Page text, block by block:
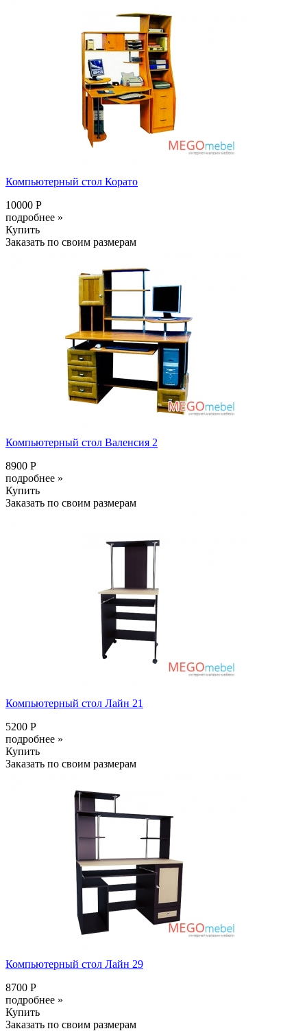
Компьютерный стол Корато
10000 Р
подробнее »
Купить
Заказать по своим размерам
Компьютерный стол Валенсия 2
8900 Р
подробнее »
Купить
Заказать по своим размерам
Компьютерный стол Лайн 21
5200 Р
подробнее »
Купить
Заказать по своим размерам
Компьютерный стол Лайн 29
8700 Р
подробнее »
Купить
Заказать по своим размерам